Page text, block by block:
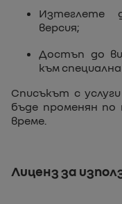
Изтеглете
версия;
Достъп до
към
Списъкът с
бъде променян по
време.
Лиценз за